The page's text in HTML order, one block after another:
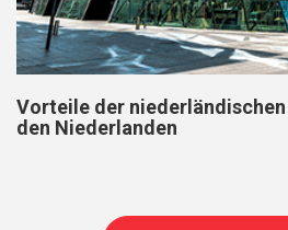
Vorteile der
den Niederlanden